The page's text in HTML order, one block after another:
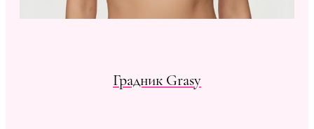
Градник Grasy